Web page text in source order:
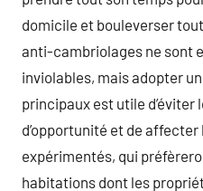
domicile et bouleverser
anti-cambriolages ne sont
inviolables, mais adopter
principaux est utile d’éviter
d’opportunité et de affecter
expérimentés, qui
habitations dont les